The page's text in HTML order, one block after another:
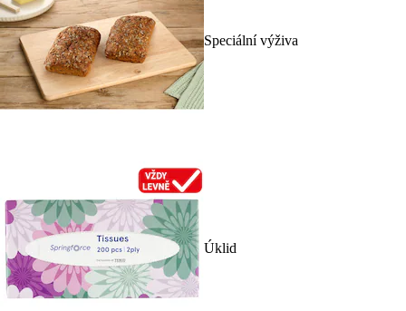
Speciální výživa
Úklid